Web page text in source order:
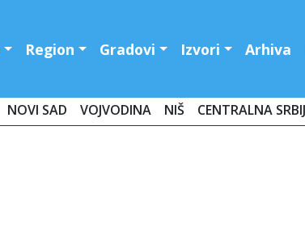
Region Gradovi Izvori Arhiva
NOVI SAD VOJVODINA NIŠ CENTRALNA